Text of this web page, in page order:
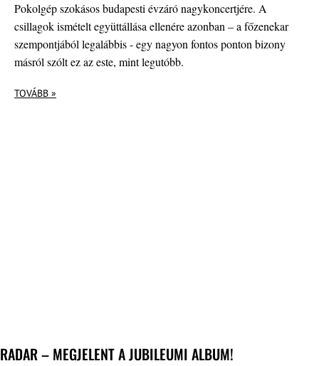
Pokolgép szokásos budapesti évzáró nagykoncertjére. A
csillagok ismételt együttállása ellenére azonban – a főzenekar
szempontjából legalábbis - egy nagyon fontos ponton bizony
másról szólt ez az este, mint legutóbb.
TOVÁBB »
RADAR – MEGJELENT A JUBILEUMI ALBUM!